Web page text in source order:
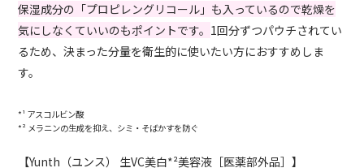
保湿成分の「プロピレングリコール」も入っているので乾燥を
気にしなくていいのもポイントです。 1回分ずつパウチされてい
るため、決まった分量を衛生的に使いたい方におすすめしま
す。
*¹ アスコルビン酸
*² メラニンの生成を抑え、シミ・そばかすを防ぐ
【Yunth（ユンス） 生VC美白*²美容液［医薬部外品］】